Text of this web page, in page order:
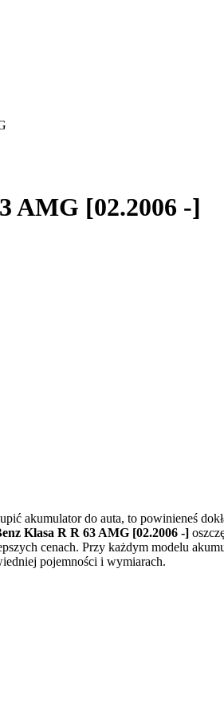
AMG [02.2006 -]
akumulator do auta, to powinieneś
Klasa R R 63 AMG [02.2006 -]
cenach. Przy każdym modelu
pojemności i wymiarach.